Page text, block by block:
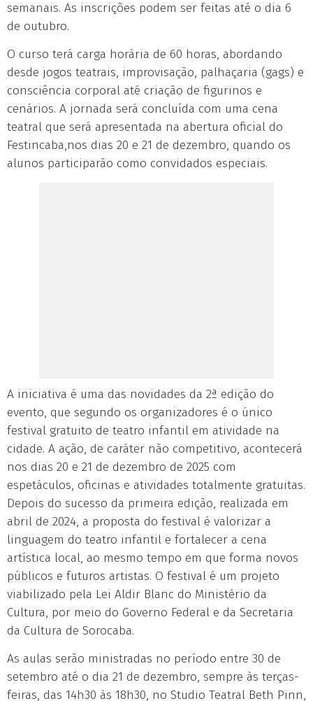
semanais. As inscrições podem ser feitas até o dia 6
de outubro.
O curso terá carga horária de 60 horas, abordando
desde jogos teatrais, improvisação, palhaçaria (gags) e
consciência corporal até criação de figurinos e
cenários. A jornada será concluída com uma cena
teatral que será apresentada na abertura oficial do
Festincaba,nos dias 20 e 21 de dezembro, quando os
alunos participarão como convidados especiais.
A iniciativa é uma das novidades da 2ª edição do
evento, que segundo os organizadores é o único
festival gratuito de teatro infantil em atividade na
cidade. A ação, de caráter não competitivo, acontecerá
nos dias 20 e 21 de dezembro de 2025 com
espetáculos, oficinas e atividades totalmente gratuitas.
Depois do sucesso da primeira edição, realizada em
abril de 2024, a proposta do festival é valorizar a
linguagem do teatro infantil e fortalecer a cena
artística local, ao mesmo tempo em que forma novos
públicos e futuros artistas. O festival é um projeto
viabilizado pela Lei Aldir Blanc do Ministério da
Cultura, por meio do Governo Federal e da Secretaria
da Cultura de Sorocaba.
As aulas serão ministradas no período entre 30 de
setembro até o dia 21 de dezembro, sempre às terças-
feiras, das 14h30 às 18h30, no Studio Teatral Beth Pinn,